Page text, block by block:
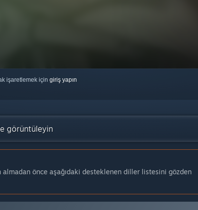
işaretlemek için giriş yapın
görüntüleyin
önce aşağıdaki desteklenen diller listesini gözden